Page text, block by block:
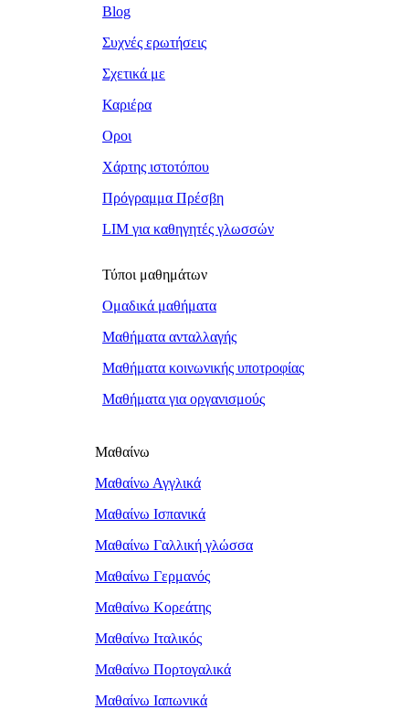
Blog
Συχνές ερωτήσεις
Σχετικά με
Καριέρα
Οροι
Χάρτης ιστοτόπου
Πρόγραμμα Πρέσβη
LIM για καθηγητές γλωσσών
Τύποι μαθημάτων
Ομαδικά μαθήματα
Μαθήματα ανταλλαγής
Μαθήματα κοινωνικής υποτροφίας
Μαθήματα για οργανισμούς
Μαθαίνω
Μαθαίνω Αγγλικά
Μαθαίνω Ισπανικά
Μαθαίνω Γαλλική γλώσσα
Μαθαίνω Γερμανός
Μαθαίνω Κορεάτης
Μαθαίνω Ιταλικός
Μαθαίνω Πορτογαλικά
Μαθαίνω Ιαπωνικά